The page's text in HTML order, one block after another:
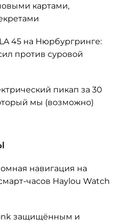
картами,
45 на Нюрбургринге:
против суровой
пикап за 30
мы (возможно)
навигация на
часов Haylou Watch
защищённым и